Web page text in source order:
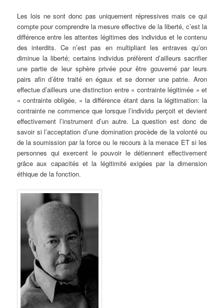
Les lois ne sont donc pas uniquement répressives mais ce qui
compte pour comprendre la mesure effective de la liberté, c’est la
différence entre les attentes légitimes des individus et le contenu
des interdits. Ce n’est pas en multipliant les entraves qu’on
diminue la liberté; certains individus préfèrent d’ailleurs sacrifier
une partie de leur sphère privée pour être gouverné par leurs
pairs afin d’être traité en égaux et se donner une patrie. Aron
effectue d’ailleurs une distinction entre « contrainte légitimée » et
« contrainte obligée, » la différence étant dans la légitimation: la
contrainte ne commence que lorsque l’individu perçoit et devient
effectivement l’instrument d’un autre. La question est donc de
savoir si l’acceptation d’une domination procède de la volonté ou
de la soumission par la force ou le recours à la menace ET si les
personnes qui exercent le pouvoir le détiennent effectivement
grâce aux capacités et la légitimité exigées par la dimension
éthique de la fonction.